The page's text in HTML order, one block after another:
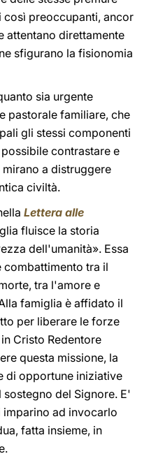
preoccupanti, ancor
attentano direttamente
sfigurano la fisionomia
sia urgente
pastorale familiare, che
gli stessi componenti
contrastare e
a distruggere
civiltà.
Lettera alle
fluisce la storia
dell'umanità». Essa
combattimento tra il
tra l'amore e
famiglia è affidato il
per liberare le forze
Cristo Redentore
questa missione, la
di opportune iniziative
del Signore. E'
ad invocarlo
fatta insieme, in